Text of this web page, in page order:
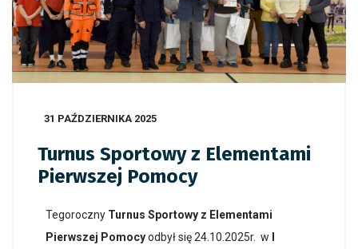
31 PAŹDZIERNIKA 2025
Turnus Sportowy z Elementami
Pierwszej Pomocy
Tegoroczny Turnus Sportowy z Elementami
Pierwszej Pomocyodbył się 24.10.2025r. w